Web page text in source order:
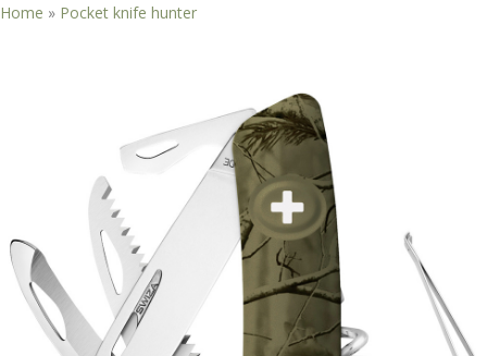
Home » Pocket knife hunter